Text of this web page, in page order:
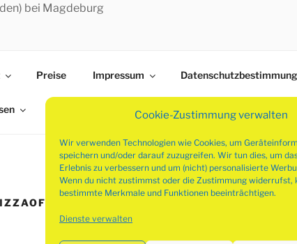
Cookie-Zustimmung verwalten
Wir verwenden Technologien wie Cookies, um
speichern und/oder darauf zuzugreifen. Wir tun dies, um
Erlebnis zu verbessern und um (nicht) personalisierte
Wenn du nicht zustimmst oder die Zustimmung widerrufst,
bestimmte Merkmale und Funktionen beeinträchtigen.
Dienste verwalten
bei Magdeburg
Preise Impressum Datenschutzbestimmung